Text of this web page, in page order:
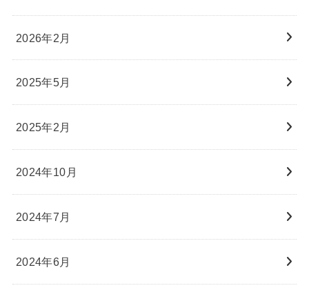
2026年2月
2025年5月
2025年2月
2024年10月
2024年7月
2024年6月